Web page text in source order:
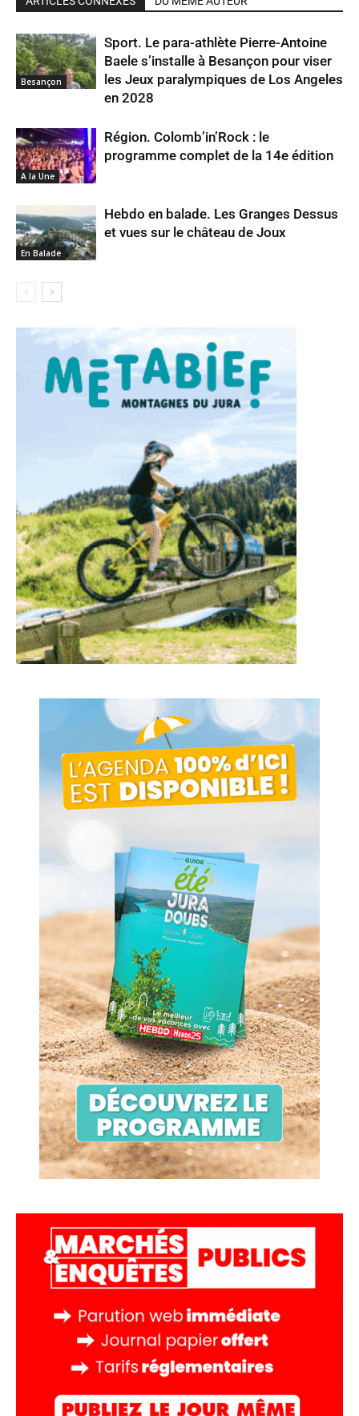
Besançon
Sport. Le para-athlète Pierre-Antoine
Baele s’installe à Besançon pour viser
les Jeux paralympiques de Los Angeles
en 2028
A la Une
Région. Colomb’in’Rock : le
programme complet de la 14e édition
En Balade
Hebdo en balade. Les Granges Dessus
et vues sur le château de Joux